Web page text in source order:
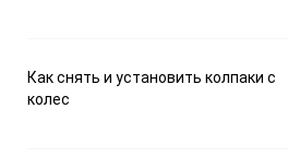
Как снять и установить колпаки с
колес